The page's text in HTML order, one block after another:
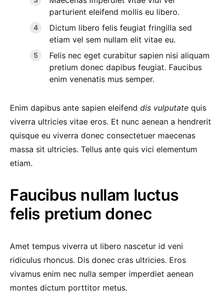
parturient eleifend mollis eu libero.
Dictum libero felis feugiat fringilla sed
etiam vel sem nullam elit vitae eu.
Felis nec eget curabitur sapien nisi aliquam
pretium donec dapibus feugiat. Faucibus
enim venenatis mus semper.
Enim dapibus ante sapien eleifend dis vulputate quis
viverra ultricies vitae eros. Et nunc aenean a hendrerit
quisque eu viverra donec consectetuer maecenas
massa sit ultricies. Tellus ante quis vici elementum
etiam.
Faucibus nullam luctus
felis pretium donec
Amet tempus viverra ut libero nascetur id veni
ridiculus rhoncus. Dis donec cras ultricies. Eros
vivamus enim nec nulla semper imperdiet aenean
montes dictum porttitor metus.